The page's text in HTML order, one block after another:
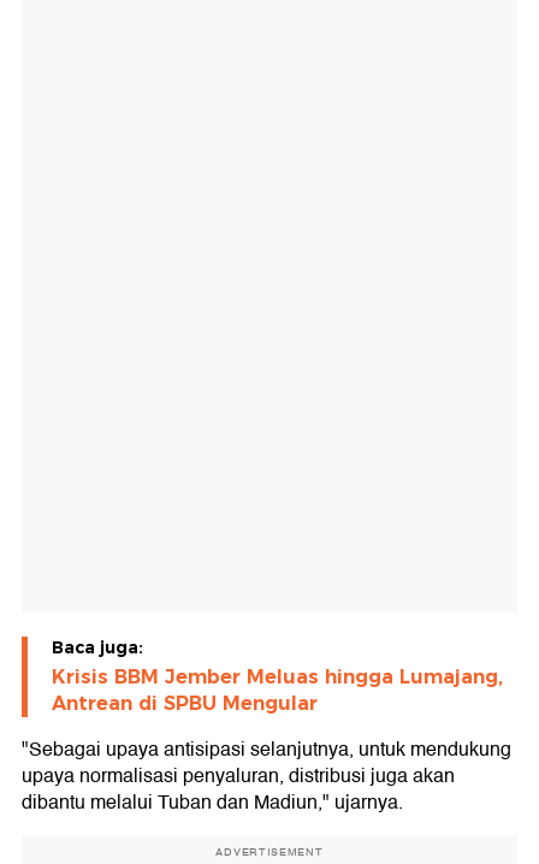
Baca juga:
Krisis BBM Jember Meluas hingga Lumajang,
Antrean di SPBU Mengular
"Sebagai upaya antisipasi selanjutnya, untuk mendukung
upaya normalisasi penyaluran, distribusi juga akan
dibantu melalui Tuban dan Madiun," ujarnya.
ADVERTISEMENT